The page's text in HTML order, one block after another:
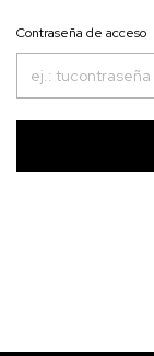
Contraseña de acceso